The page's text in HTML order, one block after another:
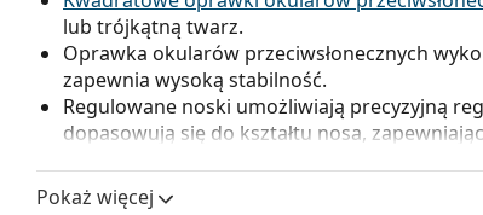
lub trójkątną twarz.
Oprawka okularów przeciwsłonecznych
zapewnia wysoką stabilność.
Regulowane noski umożliwiają precyzyjną
dopasowują się do kształtu nosa,
nieprofesjonalnej manipulacji.
Pokaż więcej